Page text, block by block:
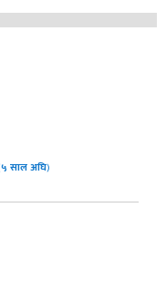
५ साल अघि)